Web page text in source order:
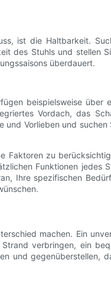
ist die Haltbarkeit.
des Stuhls und stellen
überdauert.
beispielsweise über
Vordach, das
Vorlieben und
Faktoren zu
Funktionen jedes
Ihre spezifischen
machen. Ein
verbringen, ein
und gegenüberstellen,